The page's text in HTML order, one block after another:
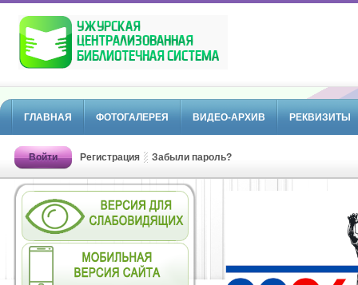
ГЛАВНАЯ ФОТОГАЛЕРЕЯ ВИДЕО-АРХИВ РЕКВИЗИТЫ
Войти Регистрация Забыли пароль?